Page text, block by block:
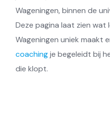
Wageningen, binnen de
Deze pagina laat zien wat
Wageningen uniek maakt
coachingje begeleidt bij
die klopt.